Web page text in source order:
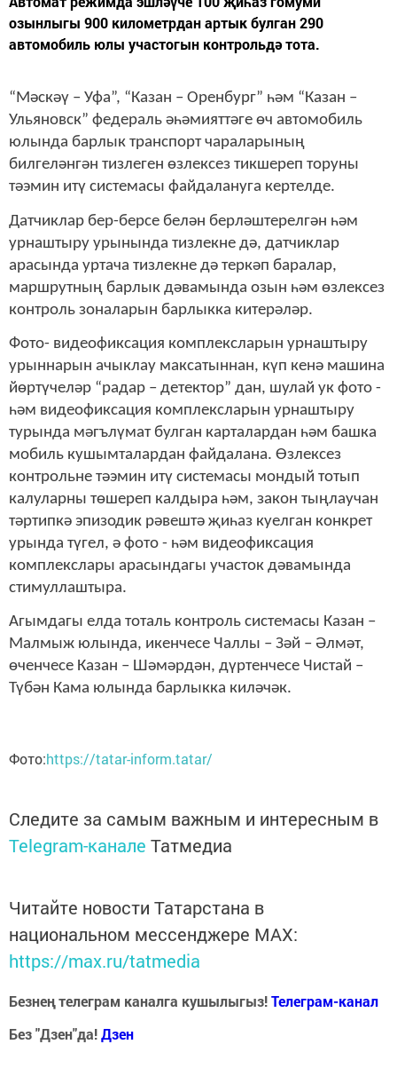
озынлыгы 900 километрдан артык булган 290
автомобиль юлы участогын контрольдә тота.
“Мәскәү – Уфа”, “Казан – Оренбург” һәм “Казан –
Ульяновск” федераль әһәмияттәге өч автомобиль
юлында барлык транспорт чараларының
билгеләнгән тизлеген өзлексез тикшереп торуны
тәэмин итү системасы файдалануга кертелде.
Датчиклар бер-берсе белән берләштерелгән һәм
урнаштыру урынында тизлекне дә, датчиклар
арасында уртача тизлекне дә теркәп баралар,
маршрутның барлык дәвамында озын һәм өзлексез
контроль зоналарын барлыкка китерәләр.
Фото- видеофиксация комплексларын урнаштыру
урыннарын ачыклау максатыннан, күп кенә машина
йөртүчеләр “радар – детектор” дан, шулай ук фото -
һәм видеофиксация комплексларын урнаштыру
турында мәгълүмат булган карталардан һәм башка
мобиль кушымталардан файдалана. Өзлексез
контрольне тәэмин итү системасы мондый тотып
калуларны төшереп калдыра һәм, закон тыңлаучан
тәртипкә эпизодик рәвештә җиһаз куелган конкрет
урында түгел, ә фото - һәм видеофиксация
комплекслары арасындагы участок дәвамында
стимуллаштыра.
Агымдагы елда тоталь контроль системасы Казан –
Малмыж юлында, икенчесе Чаллы – Зәй – Әлмәт,
өченчесе Казан – Шәмәрдән, дүртенчесе Чистай –
Түбән Кама юлында барлыкка киләчәк.
Фото:https://tatar-inform.tatar/
Следите за самым важным и интересным в
Telegram-канале Татмедиа
Читайте новости Татарстана в
национальном мессенджере MАХ:
https://max.ru/tatmedia
Безнең телеграм каналга кушылыгыз!Телеграм-канал
Без "Дзен"да!Дзен